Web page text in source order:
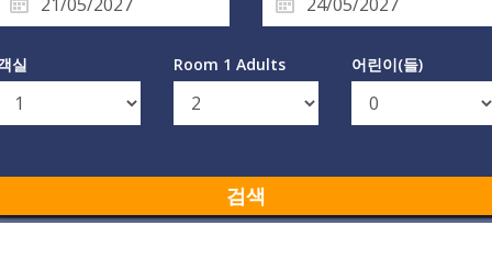
실 Room 1 Adults 어린이(들)
검색